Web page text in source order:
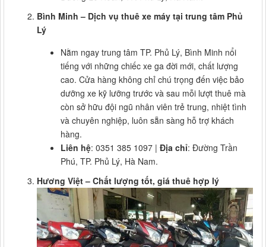
Bình Minh – Dịch vụ thuê xe máy tại trung tâm Phủ
Lý
Nằm ngay trung tâm TP. Phủ Lý, Bình Minh nổi
tiếng với những chiếc xe ga đời mới, chất lượng
cao. Cửa hàng không chỉ chú trọng đến việc bảo
dưỡng xe kỹ lưỡng trước và sau mỗi lượt thuê mà
còn sở hữu đội ngũ nhân viên trẻ trung, nhiệt tình
và chuyên nghiệp, luôn sẵn sàng hỗ trợ khách
hàng.
Liên hệ: 0351 385 1097 | Địa chỉ: Đường Trần
Phú, TP. Phủ Lý, Hà Nam.
Hương Việt – Chất lượng tốt, giá thuê hợp lý